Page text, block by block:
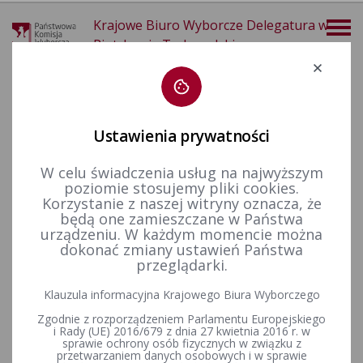
Krajowe Biuro Wyborcze Delegatura w
Piotrkowie Trybunalskim
Wybory samorządowe i referenda lokalne Wybory i referenda w toku kadencji
Kadencja 2014-2018
Wybory uzupełniające
Wygaśnięcia mandatu Wójta Gminy Gidle, obwieszczenie o
nieprzeprowadzaniu wyborów uzupełniających
Ustawienia prywatności
W celu świadczenia usług na najwyższym
poziomie stosujemy pliki cookies.
Korzystanie z naszej witryny oznacza, że
będą one zamieszczane w Państwa
urządzeniu. W każdym momencie można
dokonać zmiany ustawień Państwa
przeglądarki.
Klauzula informacyjna Krajowego Biura Wyborczego
Zgodnie z rozporządzeniem Parlamentu Europejskiego
i Rady (UE) 2016/679 z dnia 27 kwietnia 2016 r. w
sprawie ochrony osób fizycznych w związku z
przetwarzaniem danych osobowych i w sprawie